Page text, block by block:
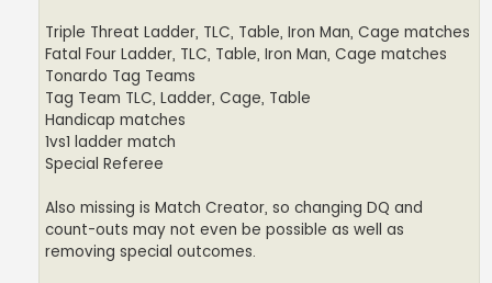
Triple Threat Ladder, TLC, Table, Iron Man, Cage matches
Fatal Four Ladder, TLC, Table, Iron Man, Cage matches
Tonardo Tag Teams
Tag Team TLC, Ladder, Cage, Table
Handicap matches
1vs1 ladder match
Special Referee
Also missing is Match Creator, so changing DQ and
count-outs may not even be possible as well as
removing special outcomes.